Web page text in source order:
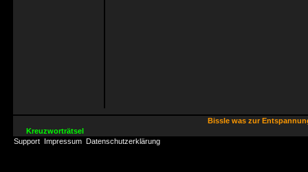
Bissle was zur
Kreuzworträtsel
Support Impressum Datenschutzerklärung